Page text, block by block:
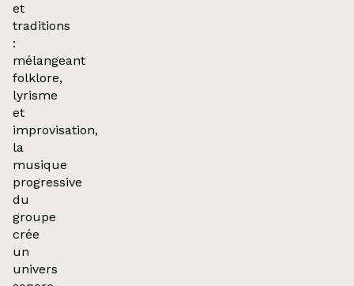
et
traditions
:
mélangeant
folklore,
lyrisme
et
improvisation,
la
musique
progressive
du
groupe
crée
un
univers